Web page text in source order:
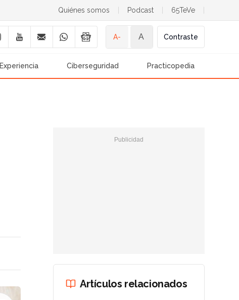
Quiénes somos Podcast 65TeVe
A- A Contraste
Experiencia Ciberseguridad Practicopedia
Artículos relacionados